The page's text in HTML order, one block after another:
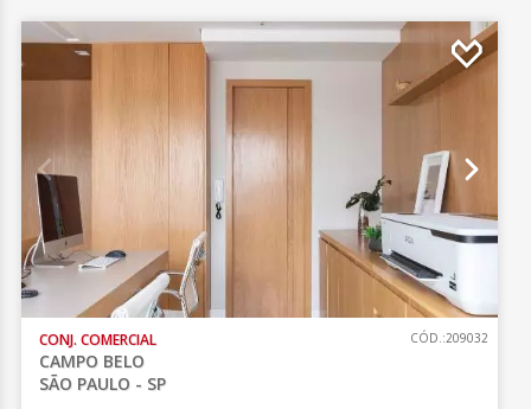
CONJ. COMERCIAL
CAMPO BELO
SÃO PAULO - SP
CÓD.:209032